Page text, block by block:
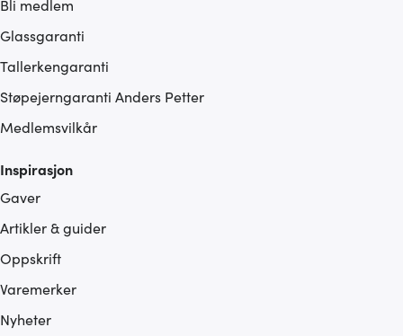
Bli medlem
Glassgaranti
Tallerkengaranti
Støpejerngaranti Anders Petter
Medlemsvilkår
Inspirasjon
Gaver
Artikler & guider
Oppskrift
Varemerker
Nyheter